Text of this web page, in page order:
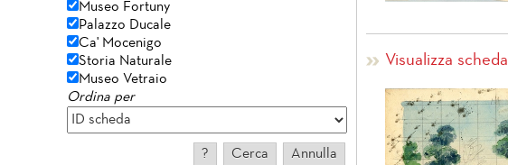
Museo Fortuny
Palazzo Ducale
Ca' Mocenigo
Storia Naturale
Museo Vetraio
Ordina per
Visualizza scheda